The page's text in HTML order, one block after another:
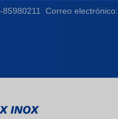
Correo electrónico: